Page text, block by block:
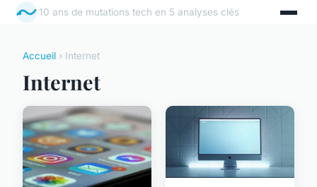
10 ans de mutations tech en 5 analyses clés
Accueil › Internet
Internet